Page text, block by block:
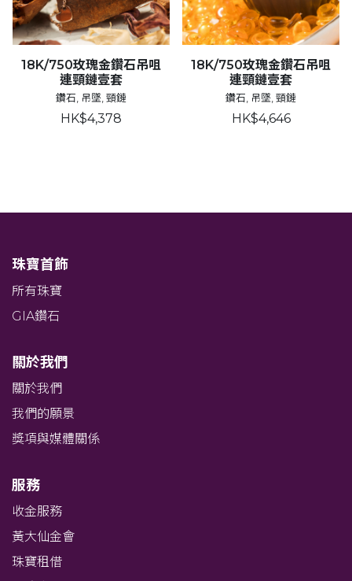
18K/750玫瑰金鑽石吊咀
連頸鏈壹套
鑽石, 吊墜, 頸鏈
HK$4,378
18K/750玫瑰金鑽石吊咀
連頸鏈壹套
鑽石, 吊墜, 頸鏈
HK$4,646
珠寶首飾
所有珠寶
GIA鑽石
關於我們
關於我們
我們的願景
獎項與媒體關係
服務
收金服務
黃大仙金會
珠寶租借